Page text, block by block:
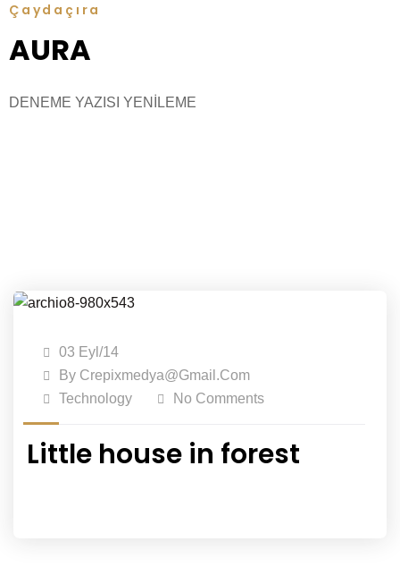
Çaydaçıra
AURA
DENEME YAZISI YENİLEME
03 Eyl/14
By Crepixmedya@gmail.com
Technology
No Comments
Little house in forest